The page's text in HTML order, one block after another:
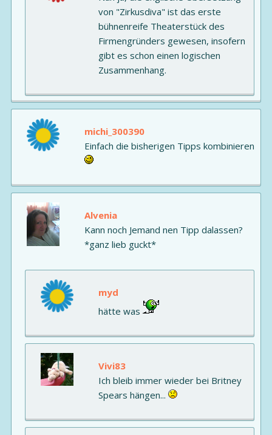
von "Zirkusdiva" ist das erste
bühnenreife Theaterstück des
Firmengründers gewesen, insofern
gibt es schon einen logischen
Zusammenhang.
michi_300390
Einfach die bisherigen Tipps kombinieren
Alvenia
Kann noch Jemand nen Tipp dalassen?
*ganz lieb guckt*
myd
hätte was
Vivi83
Ich bleib immer wieder bei Britney
Spears hängen...